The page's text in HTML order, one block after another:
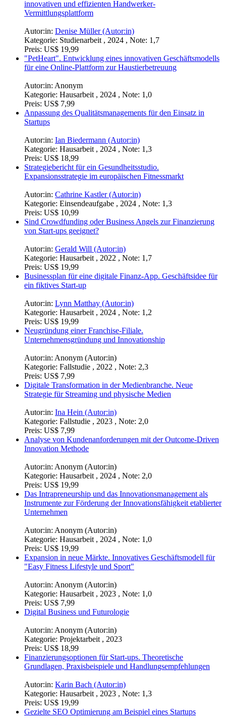
Empfehlungen für Startups
Autor:in: Anonym (Autor:in)
Kategorie: Hausarbeit , 2022 , Note: 1,3
Preis: US$ 19,99
Businessplan Handwerks-Match. Entwicklung einer
innovativen und effizienten Handwerker-
Autor:in:Denise Müller (Autor:in)
Kategorie:
"PetHeart". Entwicklung eines innovativen Geschäftsmodells
für eine Online-Plattform zur Haustierbetreuung
Kategorie:Hausarbeit , 2024 , Note: 1,0
Preis:US$ 7,99
Anpassung des Qualitätsmanagements für den Einsatz in
Startups
Autor:in: Ian Biedermann (Autor:in)
Kategorie: Hausarbeit , 2024 , Note: 1,3
Preis: US$ 18,99
Strategiebericht für ein Gesundheitsstudio.
Expansionsstrategie im europäischen Fitnessmarkt
Autor:in:Cathrine Kastler (Autor:in)
Kategorie: Einsendeaufgabe , 2024 , Note: 1,3
Preis:US$ 10,99
Sind Crowdfunding oder Business Angels zur Finanzierung
Autor:in:Gerald Will (Autor:in)
Kategorie:Hausarbeit , 2022 , Note: 1,7
Preis:US$ 19,99
ein fiktives Start-up
Autor:in:Lynn Matthay (Autor:in)
Kategorie: Hausarbeit , 2024 , Note: 1,2
Neugründung einer Franchise-Filiale.
Unternehmensgründung und Innovationship
Autor:in:Anonym (Autor:in)
Kategorie:Fallstudie , 2022 , Note: 2,3
Digitale Transformation in der Medienbranche. Neue
Strategie für Streaming und physische Medien
Autor:in:Ina Hein (Autor:in)
Preis:US$ 7,99
Analyse von Kundenanforderungen mit der Outcome-Driven
Innovation Methode
Autor:in: Anonym (Autor:in)
Kategorie: Hausarbeit , 2024 , Note: 2,0
Preis: US$ 19,99
Das Intrapreneurship und das Innovationsmanagement als
Instrumente zur Förderung der Innovationsfähigkeit etablierter
Autor:in:Anonym (Autor:in)